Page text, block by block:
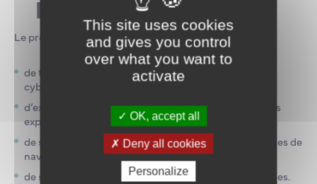
Le projet prévoit la mise en œuvre :
de tests sur simulateurs maritimes reproduisant des
cyberattaques réalistes ;
d’expériences de gestion de crise impliquant officiers
expérimentés et élèves ;
de scénarios de dégradation progressive des systèmes de
navigation ;
de serious games dédiés à la gestion des cyber-risques.
This site uses cookies
and gives you control
over what you want to
activate
OK, accept all
Deny all cookies
Personalize